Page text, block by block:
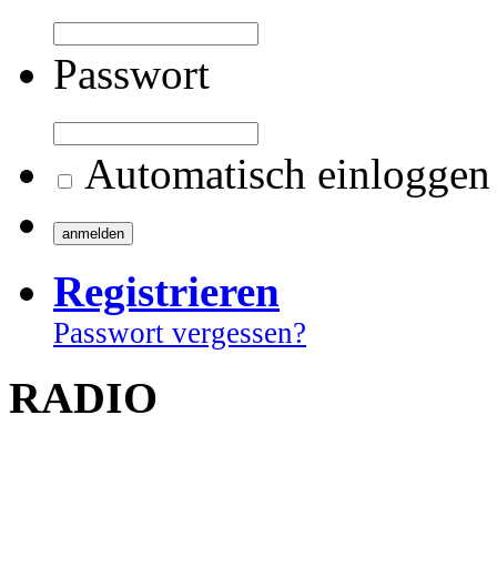
Passwort
Automatisch einloggen
Registrieren
Passwort vergessen?
RADIO